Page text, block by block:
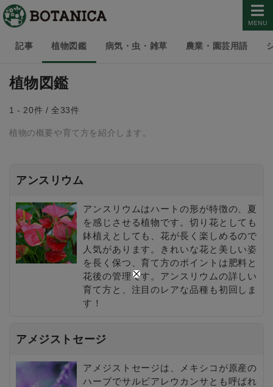
MENU
記事 植物図鑑 病気・虫・雑草 農業・園芸用語
植物図鑑
1 - 20件 / 全33件
植物の概要や育て方を紹介します。
アンスリウム
アンスリウムはハートの形が特徴の、夏
を感じさせる植物です。切り花としても
鉢植えとしても、花が長く楽しめるので
人気があります。きれいな花と美しい姿
を長く保つ、育て方のポイントは肥料と
花後の管理です。アンスリウムの詳しい
育て方と、注目のレアな品種も初回しま
す！
アメジストセージ
アメジストセージは、メキシコが原産の
ハーブでサルビアレウカンサとも呼ばれ